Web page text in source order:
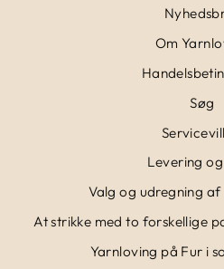
Om
Søg
Levering
Valg og udregning
At strikke med to forskellige
Yarnloving på Fur i